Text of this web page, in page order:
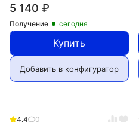
5 140 ₽
Получение сегодня
Купить
Добавить в конфигуратор
4.4
0